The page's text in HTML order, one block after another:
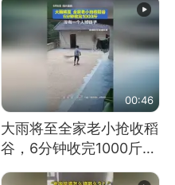
教！
00:46
大雨将至全家老小抢收稻
谷，6分钟收完1000斤，
没有一个人掉链子